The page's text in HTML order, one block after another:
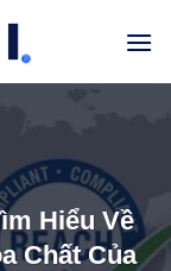
Hiểu Về
Chất Của